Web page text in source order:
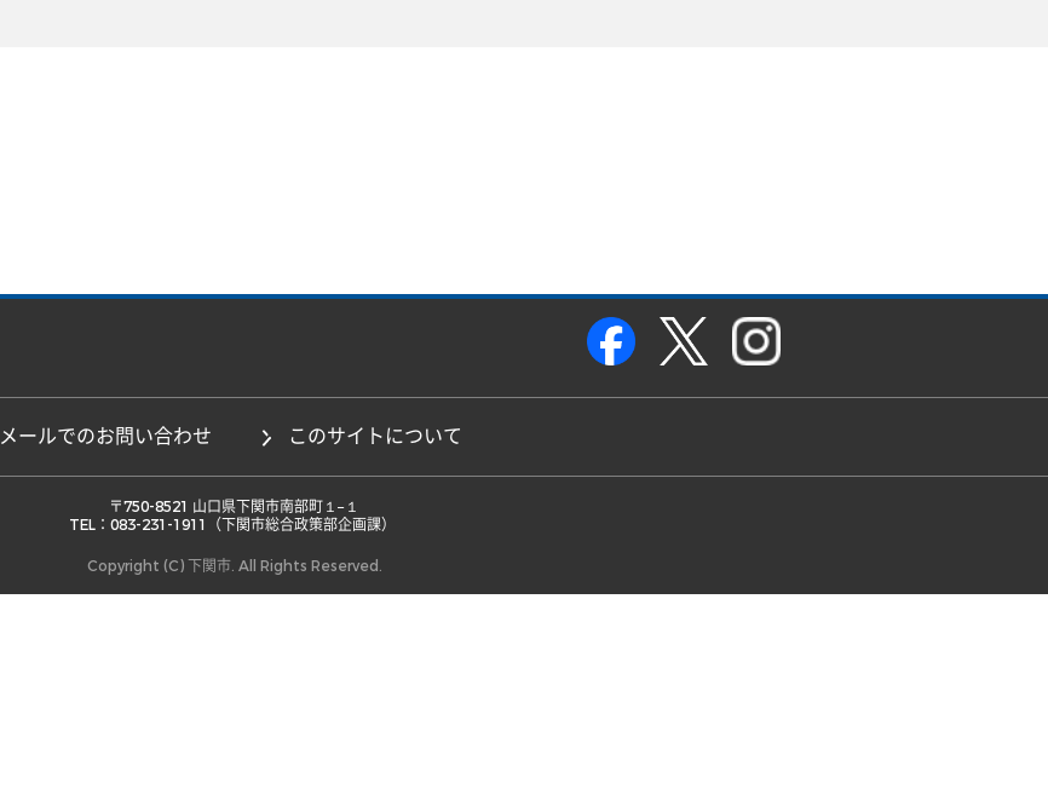
メールでのお問い合わせ このサイトについて
TEL：083-231-1911（下関市総合政策部企画課）
Copyright (C) 下関市. All Rights Reserved.